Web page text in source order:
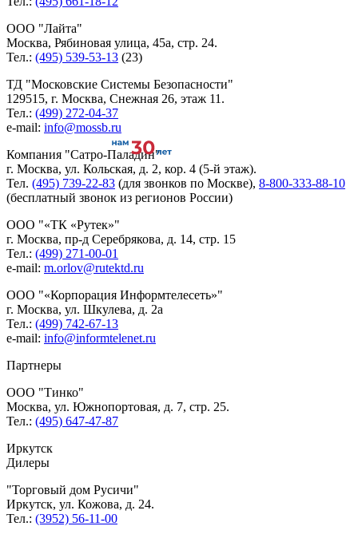
ООО
Лайта
Москва, Рябиновая улица, 45а, стр. 24.
Тел.: (495) 539-53-13 (23)
ТД
Московские Системы Безопасности
129515, г. Москва, Снежная 26, этаж 11.
Тел.: (499) 272-04-37
e-mail: info@mossb.ru
Компания
Сатро-Паладин
г. Москва, ул. Кольская, д. 2, кор. 4 (5-й этаж).
Тел. (495) 739-22-83 (для звонков по Москве), 8-800-333-88-10
(бесплатный звонок из регионов России)
ООО
«ТК «Рутек»
г. Москва, пр-д Серебрякова, д. 14, стр. 15
Тел.: (499) 271-00-01
e-mail: m.orlov@rutektd.ru
ООО
«Корпорация Информтелесеть»
г. Москва, ул. Шкулева, д. 2а
Тел.: (499) 742-67-13
e-mail: info@informtelenet.ru
Партнеры
ООО
Тинко
Москва, ул. Южнопортовая, д. 7, стр. 25.
Тел.: (495) 647-47-87
Иркутск
Дилеры
Торговый дом Русичи
Иркутск, ул. Кожова, д. 24.
Тел.: (3952) 56-11-00